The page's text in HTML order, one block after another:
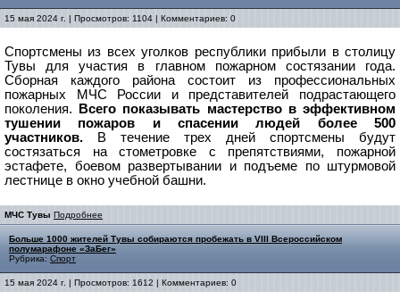
15 мая 2024 г. | Просмотров: 1104 | Комментариев: 0
Спортсмены из всех уголков республики прибыли в столицу
Тувы для участия в главном пожарном состязании года.
Сборная каждого района состоит из профессиональных
пожарных МЧС России и представителей подрастающего
поколения. Всего показывать мастерство в эффективном
тушении пожаров и спасении людей более 500
участников.
В течение трех дней спортсмены будут
состязаться на стометровке с препятствиями, пожарной
эстафете, боевом развертывании и подъеме по штурмовой
лестнице в окно учебной башни.
МЧС Тувы Подробнее
Больше 1000 жителей Тувы собираются пробежать в VIII Всероссийском
полумарафоне «ЗаБег»
Рубрика: Спорт
15 мая 2024 г. | Просмотров: 1612 | Комментариев: 0